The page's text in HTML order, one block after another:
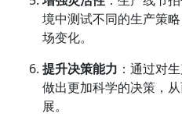
境中测试不同的生产策
场变化。
提升决策能力 ：通过对
做出更加科学的决策，
展。